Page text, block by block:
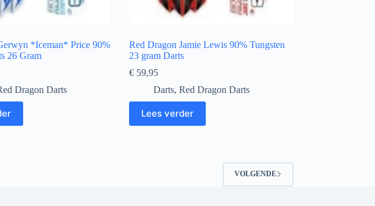
*Iceman* Price 90%
26 Gram
Dragon Darts
Red Dragon Jamie Lewis 90% Tungsten
23 gram Darts
€59,95
Darts, Red Dragon Darts
Lees verder
VOLGENDE